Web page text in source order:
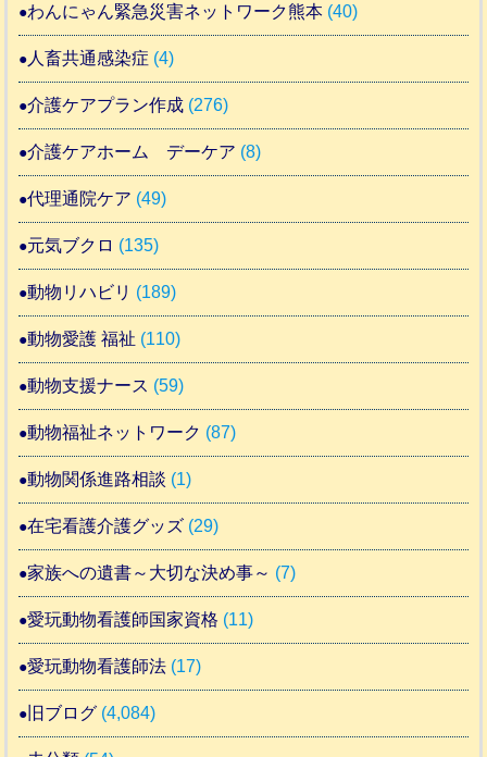
わんにゃん緊急災害ネットワーク熊本 (40)
人畜共通感染症 (4)
介護ケアプラン作成 (276)
介護ケアホーム デーケア (8)
代理通院ケア (49)
元気ブクロ (135)
動物リハビリ (189)
動物愛護 福祉 (110)
動物支援ナース (59)
動物福祉ネットワーク (87)
動物関係進路相談 (1)
在宅看護介護グッズ (29)
家族への遺書～大切な決め事～ (7)
愛玩動物看護師国家資格 (11)
愛玩動物看護師法 (17)
旧ブログ (4,084)